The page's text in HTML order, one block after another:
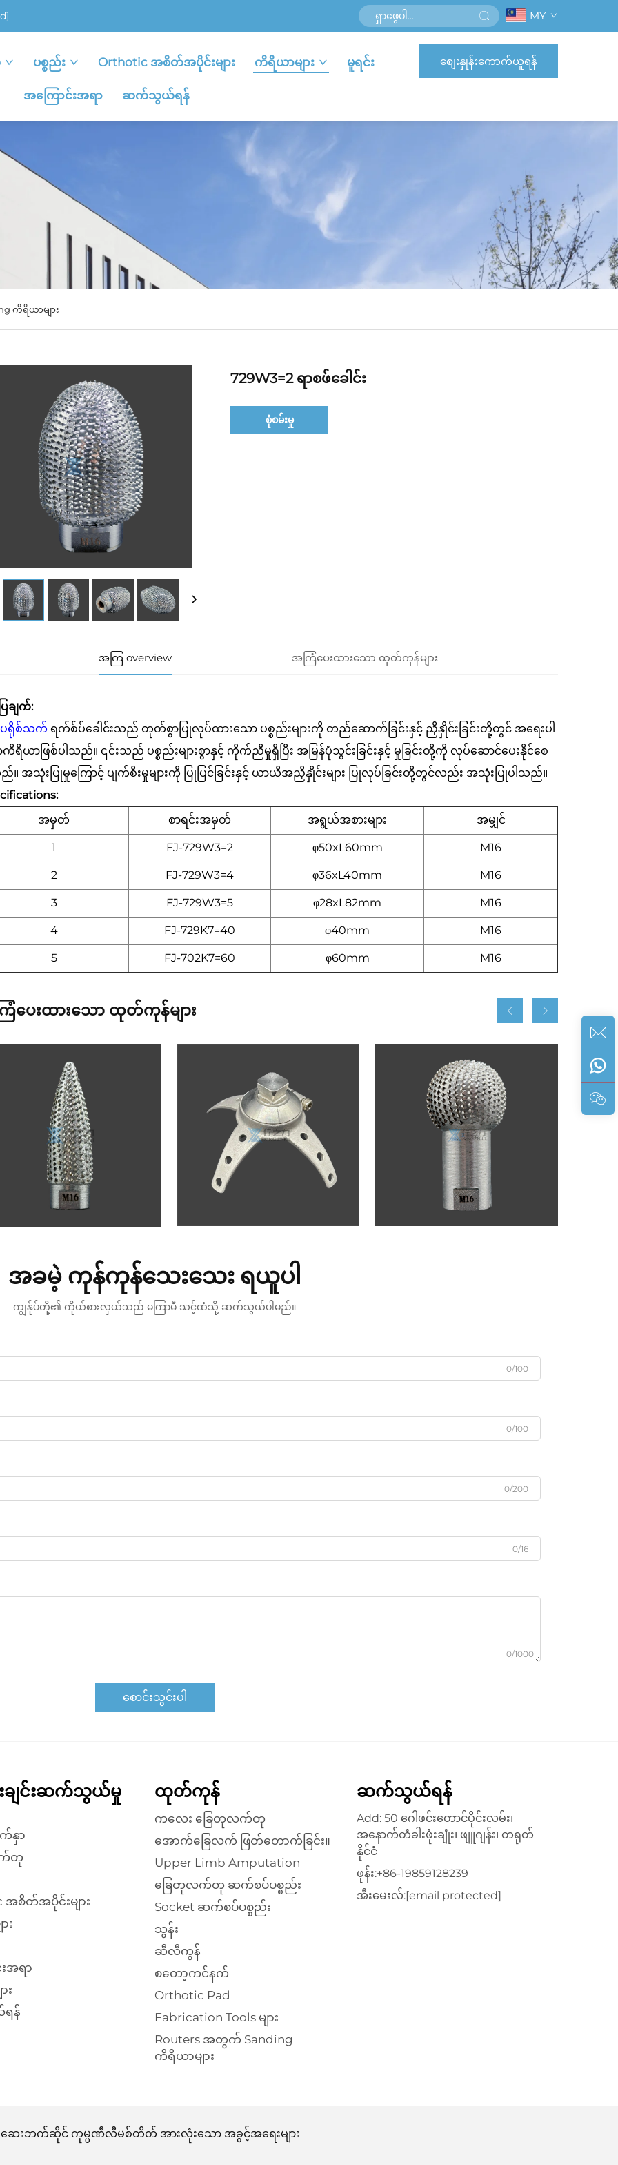
MY
ပစ္စည်း Orthotic အစိတ်အပိုင်းများ ကိရိယာများ မူရင်း
အကြောင်းအရာ ဆက်သွယ်ရန်
စျေးနှုန်းကောက်ယူရန်
ကိရိယာများ
729W3=2 ရာစဖ်ခေါင်း
စုံစမ်းမှု
အကြ overview အကြံပေးထားသော ထုတ်ကုန်များ
ြချက်:
ပရိုစ်သက် ရက်စ်ပ်ခေါင်းသည် တုတ်စွာပြုလုပ်ထားသော ပစ္စည်းများကို တည်ဆောက်ခြင်းနှင့် ညှိနှိုင်းခြင်းတို့တွင် အရေးပါ
ရိယာဖြစ်ပါသည်။ ၎င်းသည် ပစ္စည်းများစွာနှင့် ကိုက်ညီမှုရှိပြီး အမြန်ပုံသွင်းခြင်းနှင့် မှုခြင်းတို့ကို လုပ်ဆောင်ပေးနိုင်စေ
။ အသုံးပြုမှုကြောင့် ပျက်စီးမှုများကို ပြုပြင်ခြင်းနှင့် ယာယီအညှိနှိုင်းများ ပြုလုပ်ခြင်းတို့တွင်လည်း အသုံးပြုပါသည်။
အမှတ်
စာရင်းအမှတ် အရွယ်အစားများ အမျှင်
1 FJ-729W3=2 φ50xL60mm M16
2 FJ-729W3=4 φ36xL40mm M16
3 FJ-729W3=5 φ28xL82mm M16
4 FJ-729K7=40 φ40mm M16
5 FJ-702K7=60 φ60mm M16
ပေးထားသော ထုတ်ကုန်များ
အခမဲ့ ကုန်ကုန်သေးသေး ရယူပါ
ကျွန်ုပ်တို့၏ ကိုယ်စားလှယ်သည် မကြာမီ သင့်ထံသို့ ဆက်သွယ်ပါမည်။
0/100
0/100
0/200
0/16
0/1000
စောင်းသွင်းပါ
းချင်းဆက်သွယ်မှု
က်နှာ
က်တု
အစိတ်အပိုင်းများ
း
အရာ
း
န်
ထုတ်ကုန်
ကလေး ခြေတုလက်တု
အောက်ခြေလက် ဖြတ်တောက်ခြင်း။
Upper Limb Amputation
ခြေတုလက်တု ဆက်စပ်ပစ္စည်း
Socket ဆက်စပ်ပစ္စည်း
သွန်း
ဆီလီကွန်
စတော့ကင်နက်
Orthotic Pad
Fabrication Tools များ
Routers အတွက် Sanding
ကိရိယာများ
ဆက်သွယ်ရန်
Add: 50 ဂေါဖင်းတောင်ပိုင်းလမ်း၊
အနောက်တံခါးဖုံးချုံး၊ ဖျူဂျန်း၊ တရုတ်
နိုင်ငံ
ဖုန်း:+86-19859128239
အီးမေးလ်:[email protected]
ဆေးဘက်ဆိုင် ကုမ္ပဏီလီမစ်တိတ် အားလုံးသော အခွင့်အရေးများ